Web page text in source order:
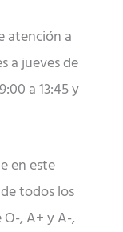
atención a
a jueves de
a 13:45 y
en este
todos los
, A+ y A-,